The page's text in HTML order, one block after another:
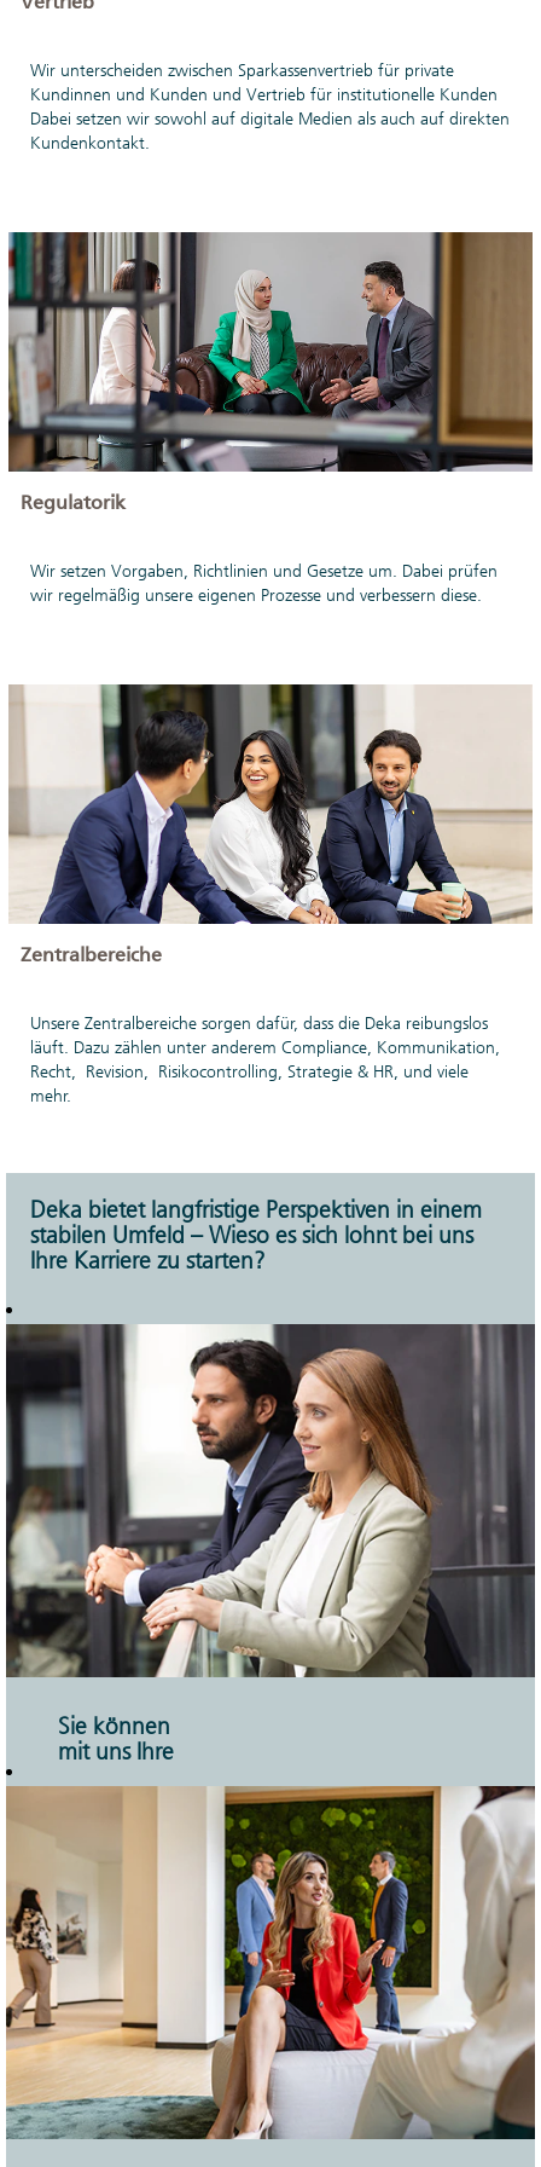
Wir unterscheiden zwischen Sparkassenvertrieb für private
Kundinnen und Kunden und Vertrieb für institutionelle Kunden
Dabei setzen wir sowohl auf digitale Medien als auch auf direkten
Kundenkontakt.
Regulatorik
Wir setzen Vorgaben, Richtlinien und Gesetze um. Dabei prüfen
wir regelmäßig unsere eigenen Prozesse und verbessern diese.
Zentralbereiche
Unsere Zentralbereiche sorgen dafür, dass die Deka reibungslos
läuft. Dazu zählen unter anderem Compliance, Kommunikation,
Recht, Revision, Risikocontrolling, Strategie & HR, und viele
mehr.
Deka bietet langfristige Perspektiven in einem
stabilen Umfeld – Wieso es sich lohnt bei uns
Ihre Karriere zu starten?
Sie können
mit uns Ihre
wesentlicher Teil der
Sparkassen-
verfügen wir über
einen hohen
Marktanteil und
solide finanzielle
Stärke. Mit diesen
Voraussetzungen